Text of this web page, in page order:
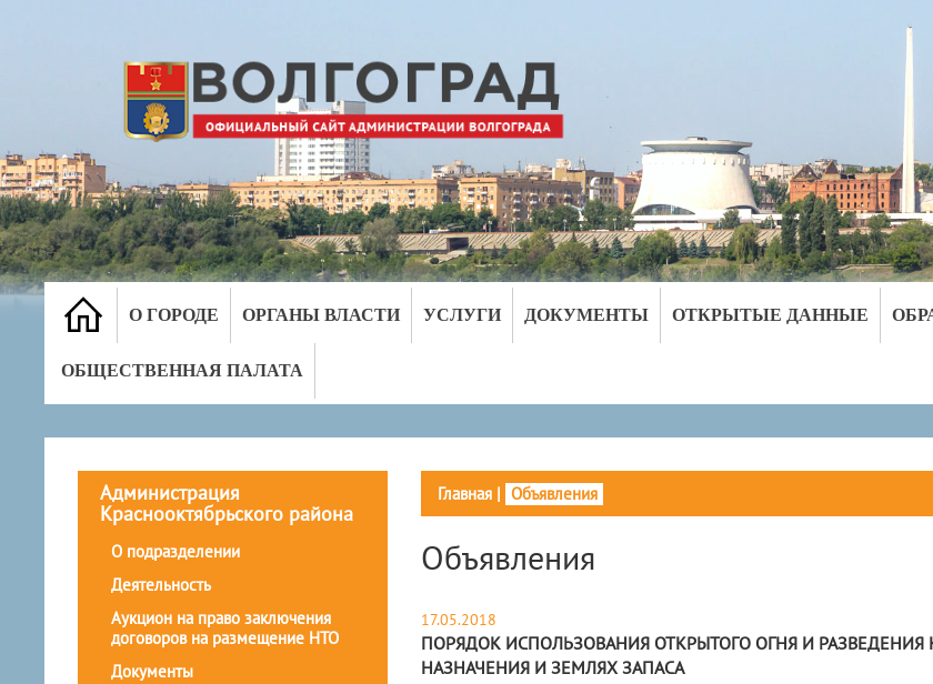
О ГОРОДЕ ОРГАНЫ ВЛАСТИ УСЛУГИ ДОКУМЕНТЫ ОТКРЫТЫЕ ДАННЫЕ
ОБЩЕСТВЕННАЯ ПАЛАТА
Администрация
Краснооктябрьского района
О подразделении
Деятельность
Аукцион на право заключения
договоров на размещение НТО
Документы
Главная| Объявления
Объявления
17.05.2018
ПОРЯДОК ИСПОЛЬЗОВАНИЯ ОТКРЫТОГО ОГНЯ И
НАЗНАЧЕНИЯ И ЗЕМЛЯХ ЗАПАСА